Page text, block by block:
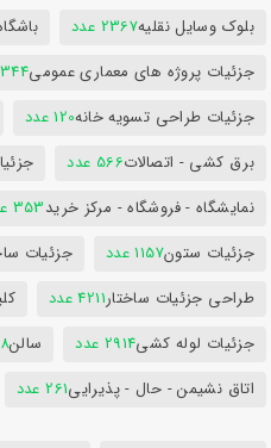
بلوک وسایل نقلیه2367 عدد
جزئیات پروژه های معماری عمومی344 عدد
جزئیات طراحی تسویه خانه120 عدد
برق کشی - اتصالات566 عدد
نمایشگاه - فروشگاه - مرکز خرید353 عدد
جزئیات ستون1157 عدد جزئیات
طراحی جزئیات ساختار4211 عدد
جزئیات لوله کشی2914 عدد سالن
اتاق نشیمن - حال - پذیرایی261 عدد